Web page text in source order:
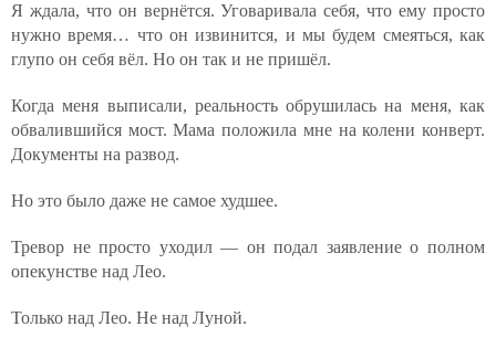
Я ждала, что он вернётся. Уговаривала себя, что ему просто
нужно время… что он извинится, и мы будем смеяться, как
глупо он себя вёл. Но он так и не пришёл.
Когда меня выписали, реальность обрушилась на меня, как
обвалившийся мост. Мама положила мне на колени конверт.
Документы на развод.
Но это было даже не самое худшее.
Тревор не просто уходил — он подал заявление о полном
опекунстве над Лео.
Только над Лео. Не над Луной.